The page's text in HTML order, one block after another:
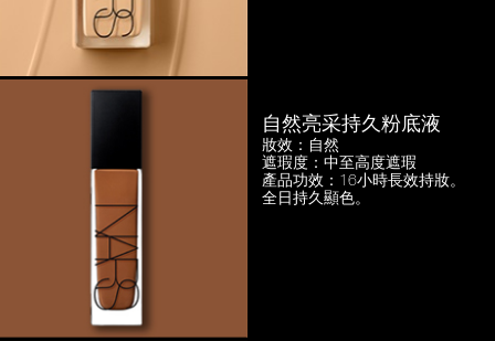
自然亮采持久粉底液
妝效：自然
遮瑕度：中至高度遮瑕
產品功效：16小時長效持妝。
全日持久顯色。